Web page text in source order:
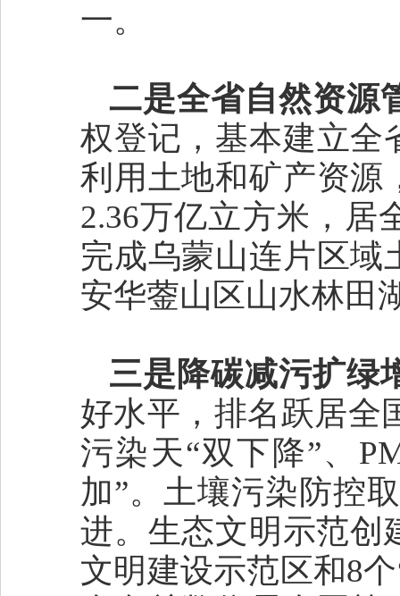
一。
二是全省自然资源
权登记，基本建立全
利用土地和矿产资源
2.36万亿立方米，居
完成乌蒙山连片区域
安华蓥山区山水林田
三是降碳减污扩绿
好水平，排名跃居全
污染天“双下降”、
加”。土壤污染防控
进。生态文明示范创
文明建设示范区和8